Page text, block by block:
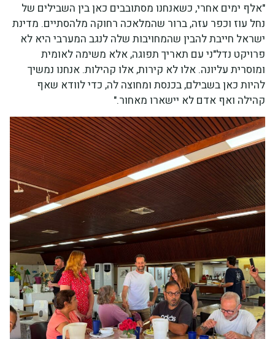
"אלף ימים אחרי, כשאנחנו מסתובבים כאן בין השבילים של
נחל עוז וכפר עזה, ברור שהמלאכה רחוקה מלהסתיים. מדינת
ישראל חייבת להבין שהמחויבות שלה לנגב המערבי היא לא
פרויקט נדל"ני עם תאריך תפוגה, אלא משימה לאומית
ומוסרית עליונה. אלו לא קירות, אלו קהילות. אנחנו נמשיך
להיות כאן בשבילם, בכנסת ומחוצה לה, כדי לוודא שאף
קהילה ואף אדם לא יישארו מאחור."